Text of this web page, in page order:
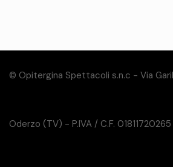
© Opitergina Spettacoli s.n.c - Via
Oderzo (TV) - P.IVA / C.F. 01811720265